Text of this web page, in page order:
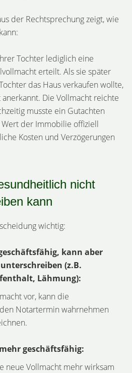
der Rechtsprechung zeigt, wie
Tochter lediglich eine
erteilt. Als sie später
das Haus verkaufen wollte,
Die Vollmacht reichte
musste ein Gutachten
der Immobilie offiziell
Kosten und Verzögerungen
nicht
kann
wichtig:
kann aber
(z.B.
Lähmung):
vor, kann die
Notartermin wahrnehmen
geschäftsfähig:
neue Vollmacht mehr wirksam